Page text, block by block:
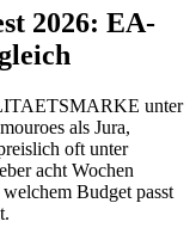
2026: EA-
unter
als Jura,
oft unter
acht Wochen
Budget passt